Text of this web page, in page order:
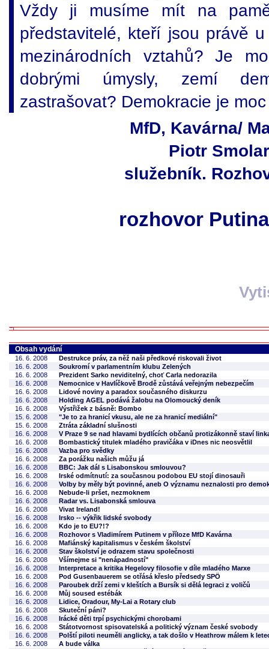
Vždy ji musíme mít na
představitelé, kteří jsou právě
mezinárodních vztahů? Je
dobrými úmysly, zemí
zastrašovat? Demokracie je
MfD, Kavárna/
Piotr
služebník.
rozhovor
Obsah vydání
16. 6. 2008
Destrukce práv, za něž naši předkové riskovali život
16. 6. 2008
Soukromí v parlamentním klubu Zelených
16. 6. 2008
Prezident Sarko neviditelný, choť Carla nedorazila
16. 6. 2008
Nemocnice v Havlíčkově Brodě zůstává veřejným nebezpečím
16. 6. 2008
Lidové noviny a paradox současného diskurzu
16. 6. 2008
Holding AGEL podává žalobu na Olomoucký deník
16. 6. 2008
Výstřižek z básně: Bombo
15. 6. 2008
"Je to za hranicí vkusu, ale ne za hranicí mediální"
15. 6. 2008
Ztráta základní slušnosti
16. 6. 2008
V Praze 9 se nad hlavami bydlících občanů protizákonně staví
16. 6. 2008
Bombastický titulek mladého pravičáka v iDnes nic neosvětlil
16. 6. 2008
Vazba pro svědky
16. 6. 2008
Za porážku našich můžu já
16. 6. 2008
BBC: Jak dál s Lisabonskou smlouvou?
16. 6. 2008
Irské odmítnutí: za současnou podobou EU stojí dinosauři
16. 6. 2008
Volby by měly být povinné, aneb O významu neznalosti pro
16. 6. 2008
Nebude-li pršet, nezmoknem
16. 6. 2008
Radar vs. Lisabonská smlouva
16. 6. 2008
Vivat Ireland!
16. 6. 2008
Irsko -- výkřik lidské svobody
16. 6. 2008
Kdo je to EU?!?
16. 6. 2008
Rozhovor s Vladimírem Putinem v příloze MfD Kavárna
16. 6. 2008
Mafiánský kapitalismus v českém školství
16. 6. 2008
Stav školství je odrazem stavu společnosti
16. 6. 2008
Všímejme si "nenápadností"
16. 6. 2008
Interpretace a kritika Hegelovy filosofie v díle mladého Marxe
16. 6. 2008
Pod Gusenbauerem se otřásá křeslo předsedy SPÖ
16. 6. 2008
Paroubek drží zemi v kleštích a Bursík si dělá legraci z voličů
16. 6. 2008
Můj soused estébák
16. 6. 2008
Lidice, Oradour, My-Lai a Rotary club
16. 6. 2008
Skuteční páni?
16. 6. 2008
Irácké děti trpí psychickými chorobami
16. 6. 2008
Státotvornost spisovatelská a politický význam české svobody
16. 6. 2008
Polští piloti neuměli anglicky, a tak došlo v Heathrow málem k
16. 6. 2008
A bude válka